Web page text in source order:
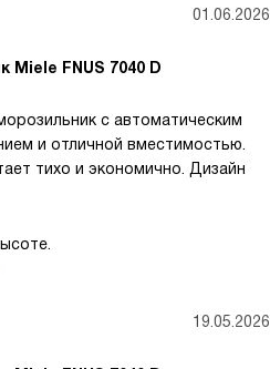
01.06.2026
Miele FNUS 7040 D
с автоматическим
и отличной вместимостью.
тихо и экономично. Дизайн
19.05.2026